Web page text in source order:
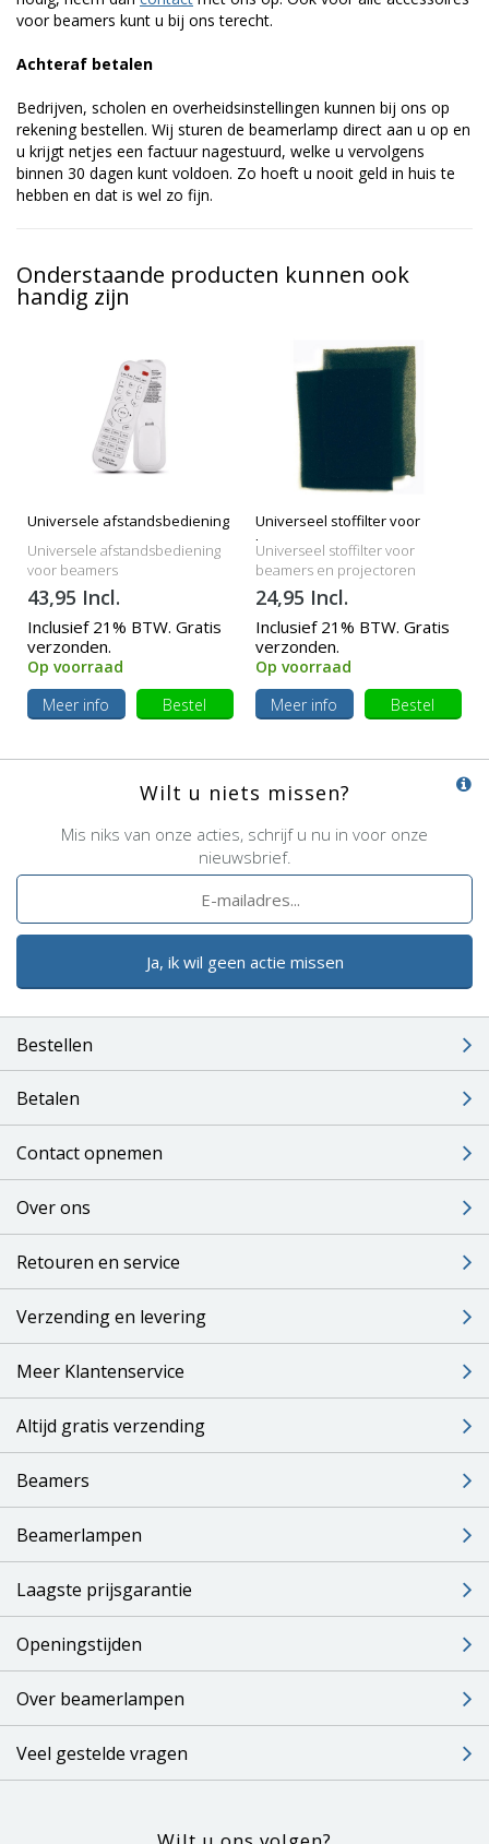
voor beamers kunt u bij ons terecht.
Achteraf betalen
Bedrijven, scholen en overheidsinstellingen kunnen bij ons op
rekening bestellen. Wij sturen de beamerlamp direct aan u op en
u krijgt netjes een factuur nagestuurd, welke u vervolgens
binnen 30 dagen kunt voldoen. Zo hoeft u nooit geld in huis te
hebben en dat is wel zo fijn.
Onderstaande producten kunnen ook
handig zijn
Universele afstandsbediening
Universele afstandsbediening
voor beamers
43,95 Incl.
Inclusief 21% BTW. Gratis
verzonden.
Op voorraad
Meer info
Bestel
Universeel stoffilter voor
beamers
Universeel stoffilter voor
beamers en projectoren
24,95 Incl.
Inclusief 21% BTW. Gratis
verzonden.
Op voorraad
Meer info
Bestel
Wilt u niets missen?
Mis niks van onze acties, schrijf u nu in voor onze
nieuwsbrief.
Ja, ik wil geen actie missen
Bestellen
Betalen
Contact opnemen
Over ons
Retouren en service
Verzending en levering
Meer Klantenservice
Altijd gratis verzending
Beamers
Beamerlampen
Laagste prijsgarantie
Openingstijden
Over beamerlampen
Veel gestelde vragen